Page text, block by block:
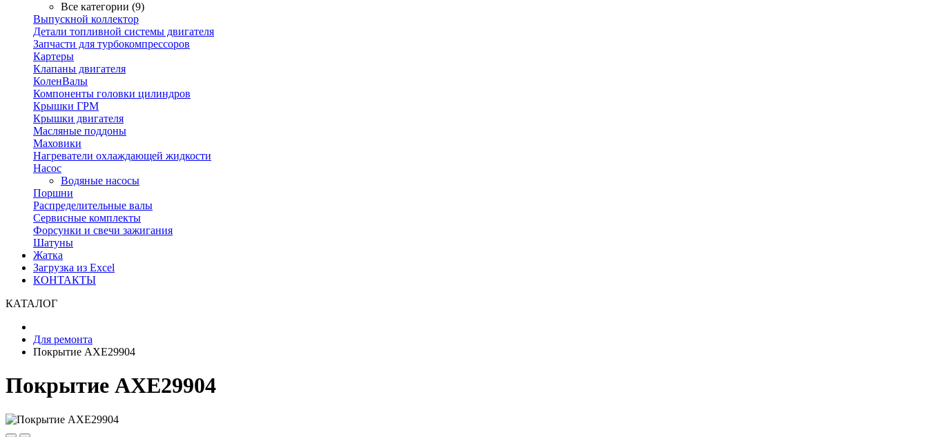
Все категории (9)
Выпускной коллектор
Детали топливной системы двигателя
Запчасти для турбокомпрессоров
Картеры
Клапаны двигателя
КоленВалы
Компоненты головки цилиндров
Крышки ГРМ
Крышки двигателя
Масляные поддоны
Маховики
Нагреватели охлаждающей жидкости
Насос
Водяные насосы
Поршни
Распределительные валы
Сервисные комплекты
Форсунки и свечи зажигания
Шатуны
Жатка
Загрузка из Excel
КОНТАКТЫ
КАТАЛОГ
Для ремонта
Покрытие AXE29904
Покрытие AXE29904